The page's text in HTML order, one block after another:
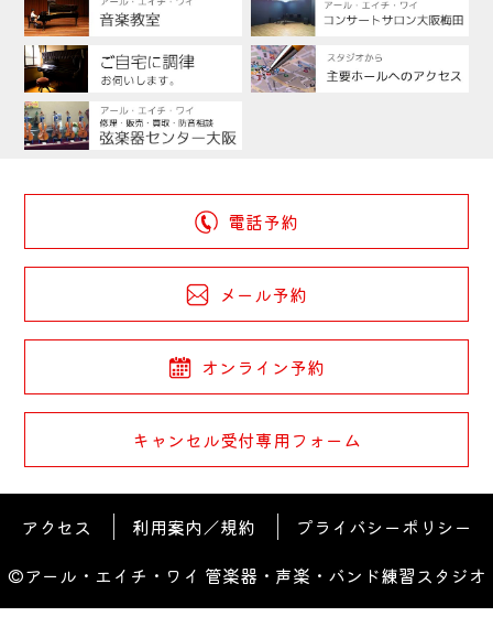
電話予約
メール予約
オンライン予約
キャンセル受付専用フォーム
アクセス 利用案内／規約
プライバシーポリシー
©アール・エイチ・ワイ 管楽器・声楽・バンド練習スタジオ